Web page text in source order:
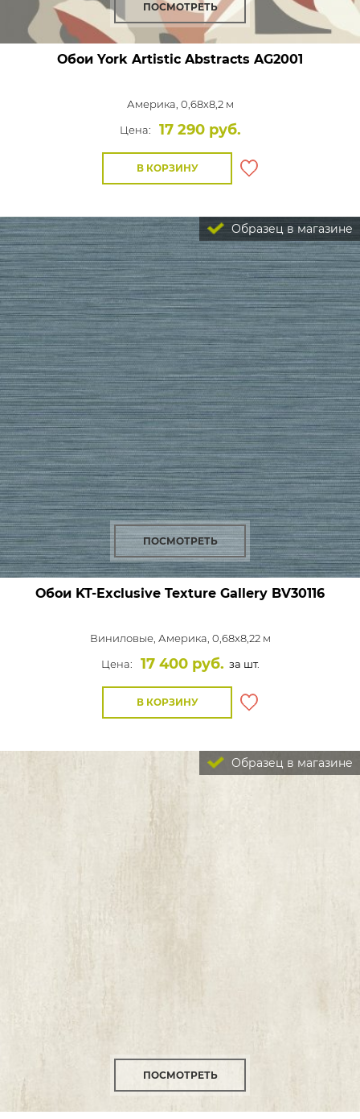
ПОСМОТРЕТЬ
Обои York Artistic Abstracts AG2001
Америка, 0,68x8,2 м
Цена:
17 290 руб.
В КОРЗИНУ
Образец в магазине
ПОСМОТРЕТЬ
Обои KT-Exclusive Texture Gallery BV30116
Виниловые, Америка, 0,68x8,22 м
Цена:
17 400 руб. за шт.
В КОРЗИНУ
Образец в магазине
ПОСМОТРЕТЬ